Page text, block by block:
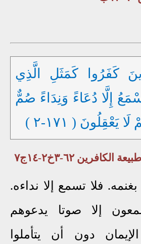
كَفَرُوا كَمَثَلِ الَّذِي
إِلَّا دُعَاءً وَنِدَاءً صُمٌّ
( ١٧١-٢ )
فلا تسمع إلا نداءه.
إلا صوتا يدعوهم
دون أن يتأملوا